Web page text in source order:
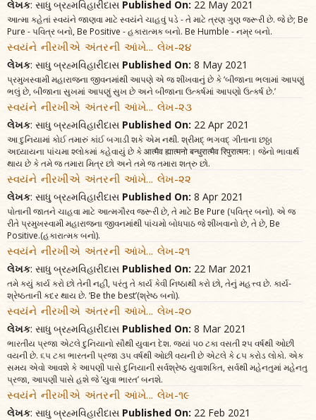
લેખક: સાધુ બ્રહ્મવિહારીદાસ Published On: 22 May 2021
આત્મા કહેતાં સ્વયંને જાણવા માટે સ્વયંને ચાહવું પડે - તે માટે ત્રણ ગુણ જરૂરી છે. જે છે; Be
Pure - પવિત્ર બનો, Be Positive - હકારાત્મક બનો. Be Humble - નમ્ર બનો.
સ્વયંને નીરખીએ અંતરની આંખે... લેખ-૨૪
લેખક: સાધુ બ્રહ્મવિહારીદાસ Published On: 8 May 2021
પ્રમુખસ્વામી મહારાજના જીવનમાંથી આપણે એ જ શીખવાનું છે કે ‘બીજાના ભલામાં આપણું
ભલું છે, બીજાના સુખમાં આપણું સુખ છે અને બીજાના ઉત્કર્ષમાં આપણો ઉત્કર્ષ છે.’
સ્વયંને નીરખીએ અંતરની આંખે... લેખ-૨૩
લેખક: સાધુ બ્રહ્મવિહારીદાસ Published On: 22 Apr 2021
આ દુનિયામાં કોઈ તમારું કાંઈ બગાડી શકે એમ નથી. શ્રીમદ્ ભગવદ્ ગીતાના છઠ્ઠા
અધ્યાયના પાંચમા શ્લોકમાં કહેવાયું છે કે आत्मैव ह्यात्मनो बन्धुरात्मैव रिपुरात्मन:। જેનો ભાવાર્થ
થાય છે કે તમે જ તમારા મિત્ર છો અને તમે જ તમારા શત્રુ છો.
સ્વયંને નીરખીએ અંતરની આંખે... લેખ-૨૨
લેખક: સાધુ બ્રહ્મવિહારીદાસ Published On: 8 Apr 2021
પોતાની જાતને ચાહવા માટે આત્મગૌરવ જરૂરી છે, તે માટે Be Pure (પવિત્ર બનો). એ જ
રીતે પ્રમુખસ્વામી મહારાજના જીવનમાંથી પાંચમો બોધપાઠ જે શીખવાનો છે, તે છે, Be
Positive.(હકારાત્મક બનો).
સ્વયંને નીરખીએ અંતરની આંખે... લેખ-૨૧
લેખક: સાધુ બ્રહ્મવિહારીદાસ Published On: 22 Mar 2021
તમે કયું કાર્ય કરો છો તેની નહીં, પરંતુ તે કાર્ય કેવી નિષ્ઠાથી કરો છો, તેનું મહત્ત્વ છે. કાર્ય-
શ્રેષ્ઠતાની કદર થાય છે. ‘Be the best’(શ્રેષ્ઠ બનો).
સ્વયંને નીરખીએ અંતરની આંખે... લેખ-૨૦
લેખક: સાધુ બ્રહ્મવિહારીદાસ Published On: 8 Mar 2021
ભારતીય પ્રજા એટલે દુનિયાનો સૌથી યુવાન દેશ. જ્યાં ૫૦ ટકા વસતી ૨૫ વર્ષથી ઓછી
વયની છે. ૬૫ ટકા ભારતની પ્રજા ૩૫ વર્ષથી ઓછી વયની છે એટલે કે ૮૫ કરોડ લોકો. એક
સમય એવો આવશે કે આપણી પાસે દુનિયાની સર્વશ્રેષ્ઠ યુવાશક્તિ, સર્વથી મહેનતુમાં મહેનતુ
પ્રજા, આપણી પાસે હશે જે ‘યુવા ભારત’ બનશે.
સ્વયંને નીરખીએ અંતરની આંખે... લેખ-૧૯
લેખક: સાધુ બ્રહ્મવિહારીદાસ Published On: 22 Feb 2021